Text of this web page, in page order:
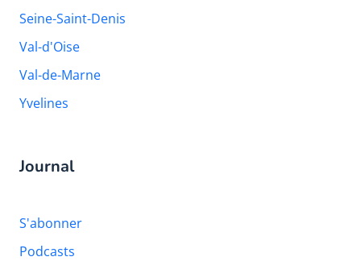
Seine-Saint-Denis
Val-d'Oise
Val-de-Marne
Yvelines
Journal
S'abonner
Podcasts